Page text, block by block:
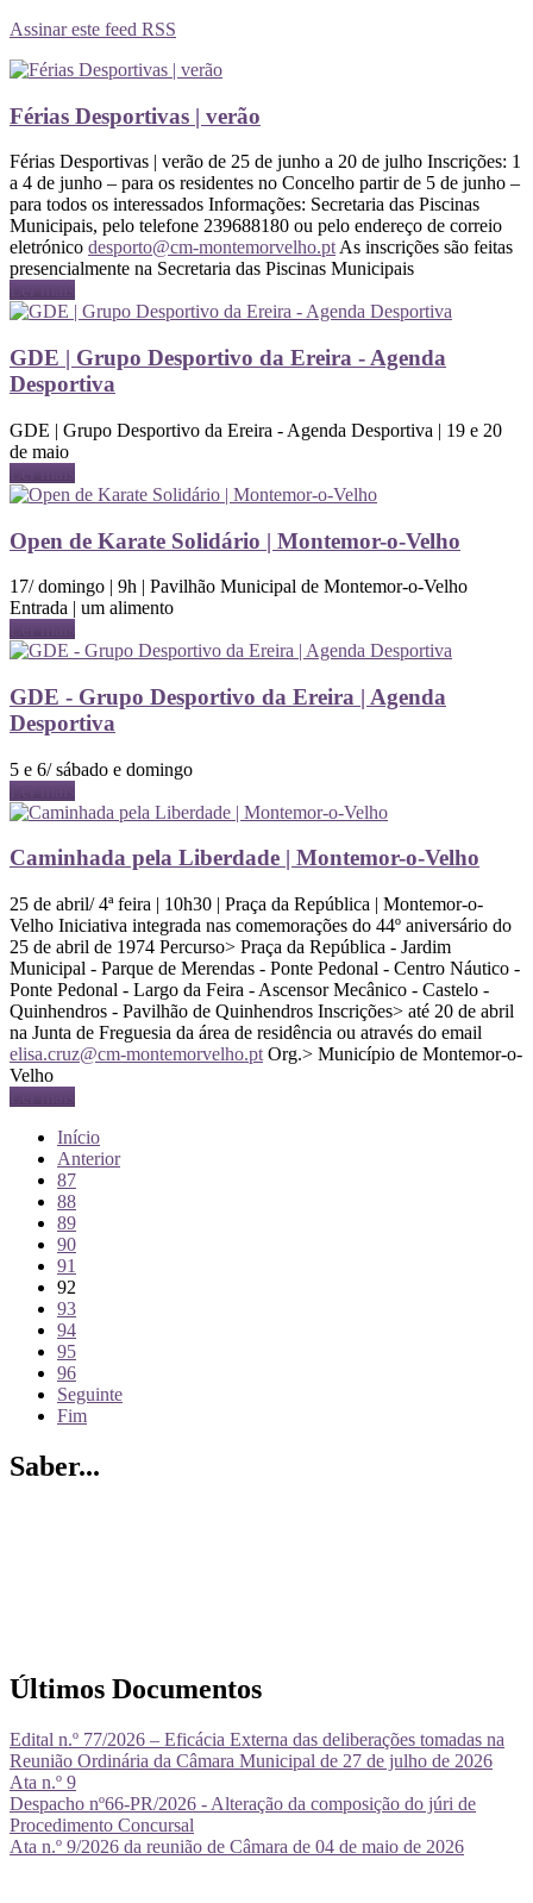
Assinar este feed RSS
Férias Desportivas | verão
Férias Desportivas | verão de 25 de junho a 20 de julho Inscrições: 1
a 4 de junho – para os residentes no Concelho partir de 5 de junho –
para todos os interessados Informações: Secretaria das Piscinas
Municipais, pelo telefone 239688180 ou pelo endereço de correio
eletrónico desporto@cm-montemorvelho.ptAs inscrições são feitas
presencialmente na Secretaria das Piscinas Municipais
Ler mais
GDE | Grupo Desportivo da Ereira - Agenda
Desportiva
GDE | Grupo Desportivo da Ereira - Agenda Desportiva | 19 e 20
de maio
Ler mais
Open de Karate Solidário | Montemor-o-Velho
17/ domingo | 9h | Pavilhão Municipal de Montemor-o-Velho
Entrada | um alimento
Ler mais
GDE - Grupo Desportivo da Ereira | Agenda
Desportiva
5 e 6/ sábado e domingo
Ler mais
Caminhada pela Liberdade | Montemor-o-Velho
25 de abril/ 4ª feira | 10h30 | Praça da República | Montemor-o-
Velho Iniciativa integrada nas comemorações do 44º aniversário do
25 de abril de 1974 Percurso> Praça da República - Jardim
Municipal - Parque de Merendas - Ponte Pedonal - Centro Náutico -
Ponte Pedonal - Largo da Feira - Ascensor Mecânico - Castelo -
Quinhendros - Pavilhão de Quinhendros Inscrições> até 20 de abril
na Junta de Freguesia da área de residência ou através do email
elisa.cruz@cm-montemorvelho.pt Org.> Município de Montemor-o-
Velho
Ler mais
Início
Anterior
87
88
89
90
91
92
93
94
95
96
Seguinte
Fim
Saber...
Últimos Documentos
Edital n.º 77/2026 – Eficácia Externa das deliberações tomadas na
Reunião Ordinária da Câmara Municipal de 27 de julho de 2026
Ata n.º 9
Despacho nº66-PR/2026 - Alteração da composição do júri de
Procedimento Concursal
Ata n.º 9/2026 da reunião de Câmara de 04 de maio de 2026